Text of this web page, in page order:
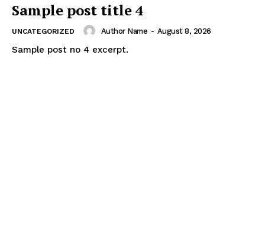
Sample post title 4
UNCATEGORIZED Author Name - August 8, 2026
Sample post no 4 excerpt.